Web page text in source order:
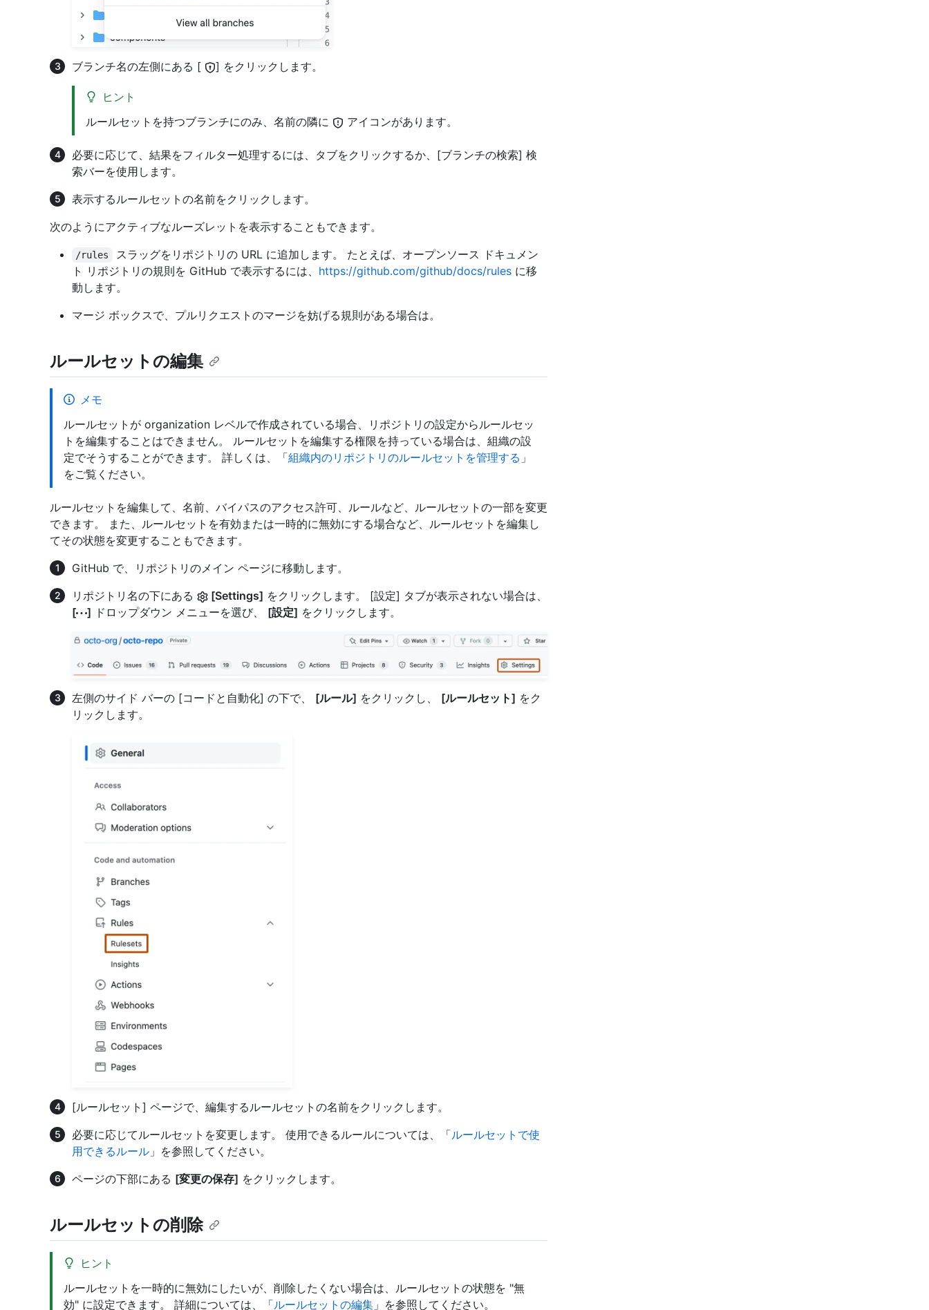
ブランチ名の左側にある [ ] をクリックします。
ヒント
ルールセットを持つブランチにのみ、名前の隣に
アイコンがあります。
必要に応じて、結果をフィルター処理するには、タブをクリックするか、[ブランチの検索] 検
索バーを使用します。
表示するルールセットの名前をクリックします。
次のようにアクティブなルーズレットを表示することもできます。
/rules
スラッグをリポジトリの URL に追加します。 たとえば、オープンソース ドキュメン
ト リポジトリの規則を GitHub で表示するには、 https://github.com/github/docs/rules に移
動します。
マージ ボックスで、プルリクエストのマージを妨げる規則がある場合は。
ルールセットの編集
メモ
ルールセットが organization レベルで作成されている場合、リポジトリの設定からルールセッ
トを編集することはできません。 ルールセットを編集する権限を持っている場合は、組織の設
定でそうすることができます。 詳しくは、「組織内のリポジトリのルールセットを管理する 」
をご覧ください。
ルールセットを編集して、名前、バイパスのアクセス許可、ルールなど、ルールセットの一部を変更
できます。 また、ルールセットを有効または一時的に無効にする場合など、ルールセットを編集し
てその状態を変更することもできます。
GitHub で、リポジトリのメイン ページに移動します。
リポジトリ名の下にある
[Settings] をクリックします。 [設定] タブが表示されない場合は、
[
] ドロップダウン メニューを選び、 [設定] をクリックします。
左側のサイド バーの [コードと自動化] の下で、 [ルール] をクリックし、 [ルールセット] をク
リックします。
[ルールセット] ページで、編集するルールセットの名前をクリックします。
必要に応じてルールセットを変更します。 使用できるルールについては、「ルールセットで使
用できるルール 」を参照してください。
ページの下部にある [変更の保存] をクリックします。
ルールセットの削除
ヒント
ルールセットを一時的に無効にしたいが、削除したくない場合は、ルールセットの状態を "無
効" に設定できます。 詳細については、「ルールセットの編集 」を参照してください。